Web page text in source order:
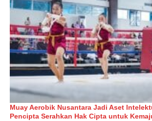
Muay Aerobik Nusantara Jadi Aset
Pencipta Serahkan Hak Cipta untuk